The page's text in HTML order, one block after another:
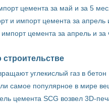
цемента за май и за 5
и импорт цемента за
импорт цемента за апрель и
строительстве
углекислый газ в бетон
самое популярное в мире
цемента SCG возвел 3D-